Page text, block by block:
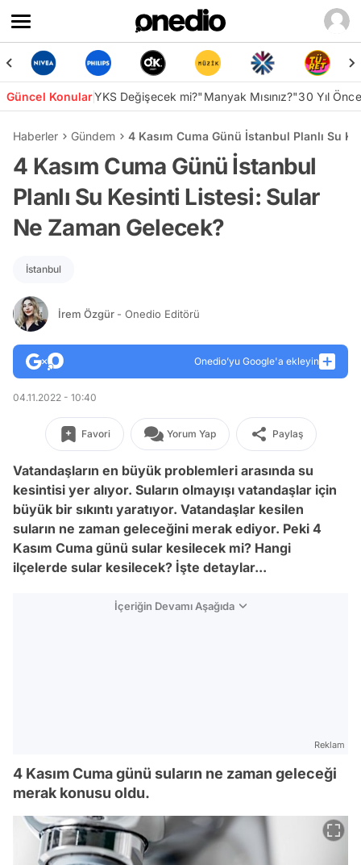
Güncel KonularYKS Değişecek mi?"Manyak Mısınız?"30 Yıl
Haberler Gündem 4 Kasım Cuma Günü İstanbul Planlı Su
4 Kasım Cuma Günü İstanbul
Planlı Su Kesinti Listesi: Sular
Ne Zaman Gelecek?
İstanbul
İrem Özgür - Onedio Editörü
Onedio’yu Google'a ekleyin
04.11.2022 - 10:40
Favori Yorum Yap Paylaş
Vatandaşların en büyük problemleri arasında su
kesintisi yer alıyor. Suların olmayışı vatandaşlar için
büyük bir sıkıntı yaratıyor. Vatandaşlar kesilen
suların ne zaman geleceğini merak ediyor. Peki 4
Kasım Cuma günü sular kesilecek mi? Hangi
ilçelerde sular kesilecek? İşte detaylar...
İçeriğin Devamı Aşağıda
Reklam
4 Kasım Cuma günü suların ne zaman geleceği
merak konusu oldu.